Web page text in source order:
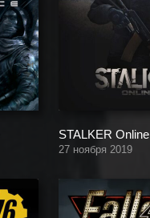
STALKER Online
27 ноября 2019